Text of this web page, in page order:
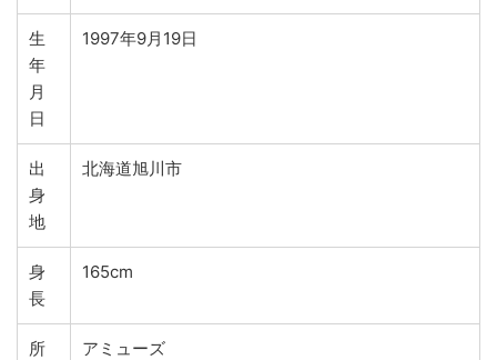
生
年
月
日
1997年9月19日
出
身
地
北海道旭川市
身
長
165cm
所
アミューズ